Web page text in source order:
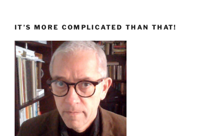
IT’S MORE COMPLICATED THAN THAT!